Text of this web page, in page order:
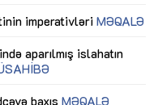
imperativləri MƏQALƏ
aparılmış islahatın
baxış MƏQALƏ